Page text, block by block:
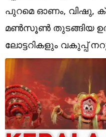
Religion
Web Story
Photo
Short Videos
പുറമെ ഓണം, വിഷു,
മണ്‍സൂണ്‍ തുടങ്ങിയ
ലോട്ടറികളും വകുപ്പ്